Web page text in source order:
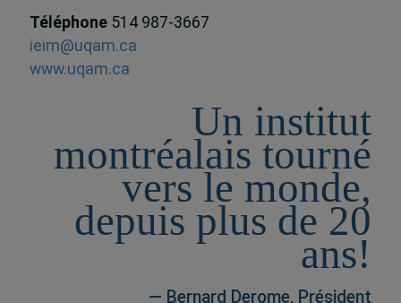
Téléphone 514 987-3667
ieim@uqam.ca
www.uqam.ca
Un institut
montréalais tourné
vers le monde,
depuis plus de 20
ans!
— Bernard Derome, Président